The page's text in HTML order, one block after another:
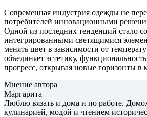
Современная индустрия одежды не
потребителей инновационными
Одной из последних тенденций стало
интегрированными светящимися
менять цвет в зависимости от
объединяет эстетику,
прогресс, открывая новые горизонты в
Мнение автора
Маргарита
Люблю вязать и дома и по работе.
кулинарией, модой и чтением